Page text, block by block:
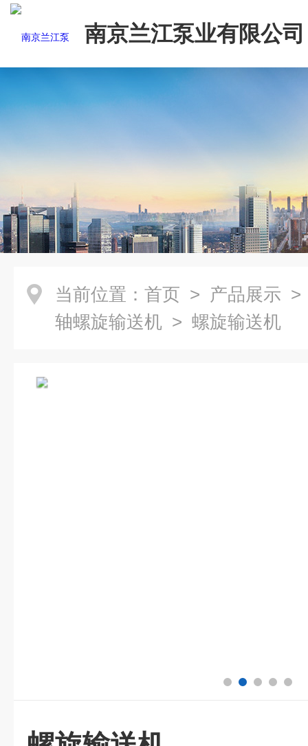
南京兰江泵业有限公司
当前位置： 首页 > 产品展示
轴螺旋输送机 > 螺旋输送机